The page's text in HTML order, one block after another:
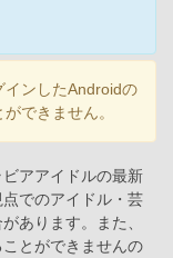
ンしたAndroidの
できません。
ビアアイドルの最新
でのアイドル・芸
あります。また、
とができませんの